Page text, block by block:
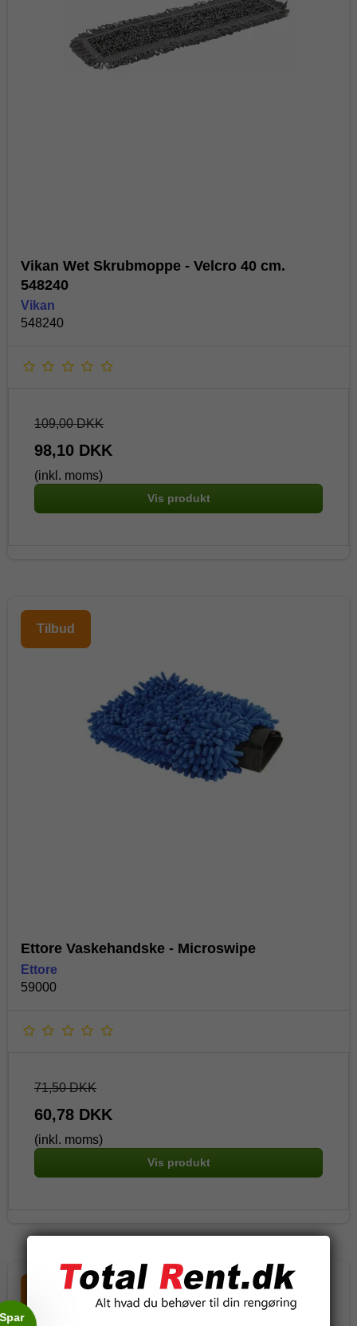
Vikan Wet Skrubmoppe - Velcro 40 cm.
548240
Vikan
548240
109,00 DKK
98,10 DKK
(inkl. moms)
Vis produkt
Tilbud
Ettore Vaskehandske - Microswipe
Ettore
59000
71,50 DKK
60,78 DKK
(inkl. moms)
Vis produkt
Tilbud